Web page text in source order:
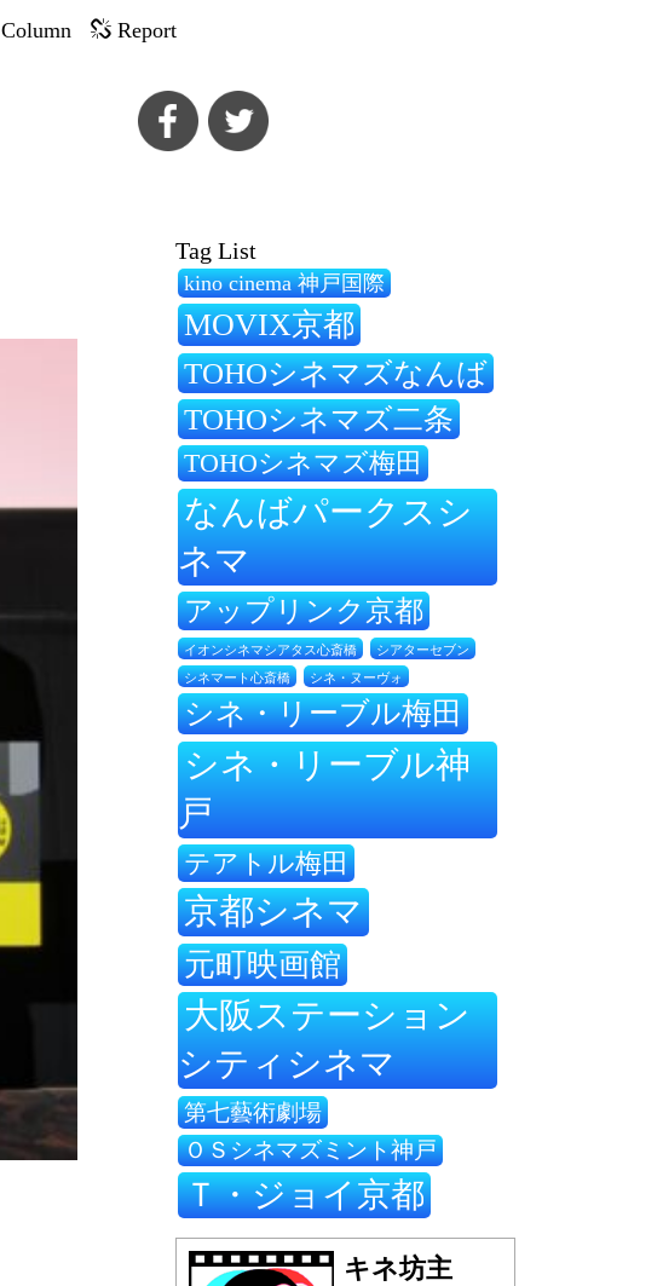
Column Report
Tag List
kino cinema 神戸国際
MOVIX京都
TOHOシネマズなんば
TOHOシネマズ二条
TOHOシネマズ梅田
なんばパークスシ
ネマ
アップリンク京都
イオンシネマシアタス心斎橋 シアターセブン
シネマート心斎橋 シネ・ヌーヴォ
シネ・リーブル梅田
シネ・リーブル神
戸
テアトル梅田
京都シネマ
元町映画館
大阪ステーション
シティシネマ
第七藝術劇場
ＯＳシネマズミント神戸
Ｔ・ジョイ京都
キネ坊主